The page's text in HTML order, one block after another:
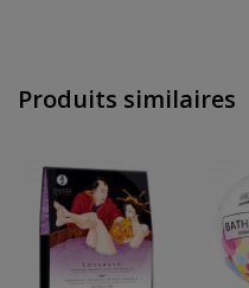
Produits similaires